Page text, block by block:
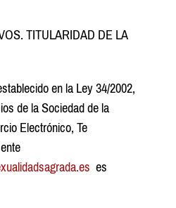
TITULARIDAD DE LA
en la Ley 34/2002,
de la Sociedad de la
Electrónico, Te
es